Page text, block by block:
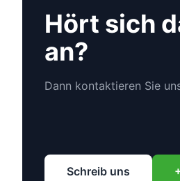
Hört sich
an?
Dann kontaktieren Sie
Schreib uns